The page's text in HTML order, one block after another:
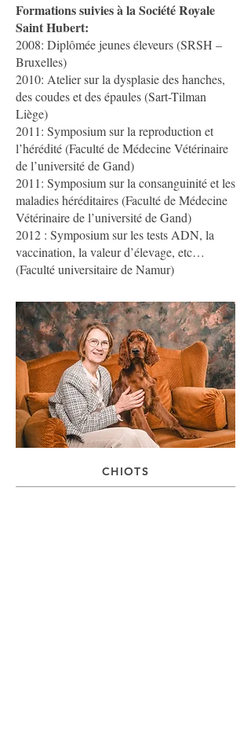
Formations suivies à la Société Royale
Saint Hubert:
2008: Diplômée jeunes éleveurs (SRSH –
Bruxelles)
2010: Atelier sur la dysplasie des hanches,
des coudes et des épaules (Sart-Tilman
Liège)
2011: Symposium sur la reproduction et
l’hérédité (Faculté de Médecine Vétérinaire
de l’université de Gand)
2011: Symposium sur la consanguinité et les
maladies héréditaires (Faculté de Médecine
Vétérinaire de l’université de Gand)
2012 : Symposium sur les tests ADN, la
vaccination, la valeur d’élevage, etc…
(Faculté universitaire de Namur)
CHIOTS